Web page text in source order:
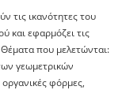
τις ικανότητες του
και εφαρμόζει τις
που μελετώνται:
γεωμετρικών
φόρμες,